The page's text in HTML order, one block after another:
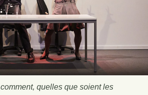
comment, quelles que soient les